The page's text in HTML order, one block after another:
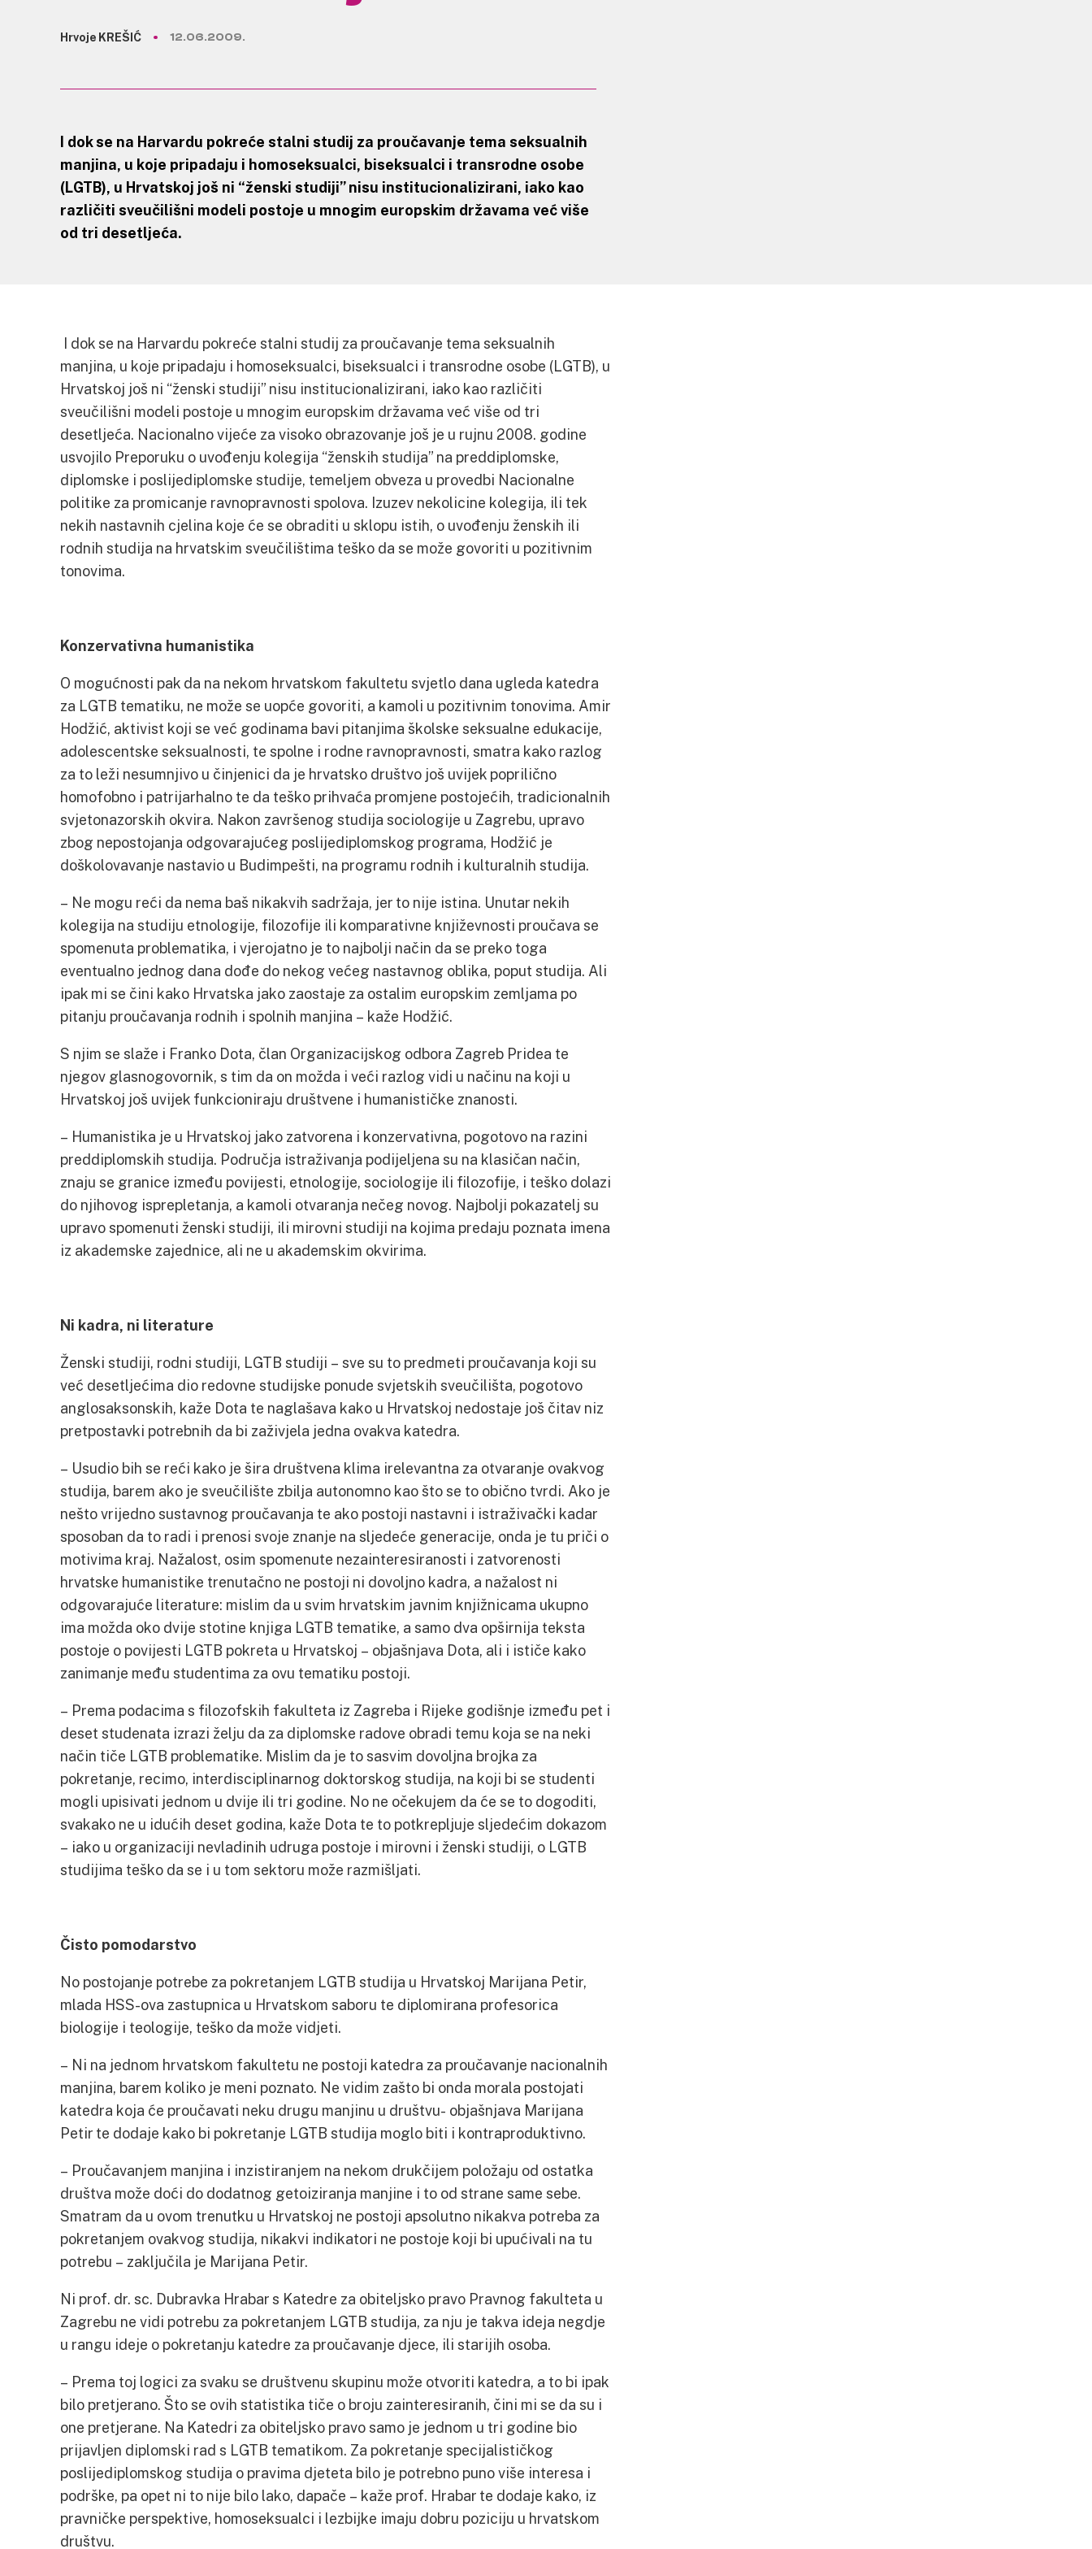
Hrvoje KREŠIĆ 12.06.2009.
I dok se na Harvardu pokreće stalni studij za proučavanje tema seksualnih
manjina, u koje pripadaju i homoseksualci, biseksualci i transrodne osobe
(LGTB), u Hrvatskoj još ni “ženski studiji” nisu institucionalizirani, iako kao
različiti sveučilišni modeli postoje u mnogim europskim državama već više
od tri desetljeća.
I dok se na Harvardu pokreće stalni studij za proučavanje tema seksualnih
manjina, u koje pripadaju i homoseksualci, biseksualci i transrodne osobe (LGTB), u
Hrvatskoj još ni “ženski studiji” nisu institucionalizirani, iako kao različiti
sveučilišni modeli postoje u mnogim europskim državama već više od tri
desetljeća. Nacionalno vijeće za visoko obrazovanje još je u rujnu 2008. godine
usvojilo Preporuku o uvođenju kolegija “ženskih studija” na preddiplomske,
diplomske i poslijediplomske studije, temeljem obveza u provedbi Nacionalne
politike za promicanje ravnopravnosti spolova. Izuzev nekolicine kolegija, ili tek
nekih nastavnih cjelina koje će se obraditi u sklopu istih, o uvođenju ženskih ili
rodnih studija na hrvatskim sveučilištima teško da se može govoriti u pozitivnim
tonovima.
Konzervativna humanistika
O mogućnosti pak da na nekom hrvatskom fakultetu svjetlo dana ugleda katedra
za LGTB tematiku, ne može se uopće govoriti, a kamoli u pozitivnim tonovima. Amir
Hodžić, aktivist koji se već godinama bavi pitanjima školske seksualne edukacije,
adolescentske seksualnosti, te spolne i rodne ravnopravnosti, smatra kako razlog
za to leži nesumnjivo u činjenici da je hrvatsko društvo još uvijek poprilično
homofobno i patrijarhalno te da teško prihvaća promjene postojećih, tradicionalnih
svjetonazorskih okvira. Nakon završenog studija sociologije u Zagrebu, upravo
zbog nepostojanja odgovarajućeg poslijediplomskog programa, Hodžić je
doškolovavanje nastavio u Budimpešti, na programu rodnih i kulturalnih studija.
– Ne mogu reći da nema baš nikakvih sadržaja, jer to nije istina. Unutar nekih
kolegija na studiju etnologije, filozofije ili komparativne književnosti proučava se
spomenuta problematika, i vjerojatno je to najbolji način da se preko toga
eventualno jednog dana dođe do nekog većeg nastavnog oblika, poput studija. Ali
ipak mi se čini kako Hrvatska jako zaostaje za ostalim europskim zemljama po
pitanju proučavanja rodnih i spolnih manjina – kaže Hodžić.
S njim se slaže i Franko Dota, član Organizacijskog odbora Zagreb Pridea te
njegov glasnogovornik, s tim da on možda i veći razlog vidi u načinu na koji u
Hrvatskoj još uvijek funkcioniraju društvene i humanističke znanosti.
– Humanistika je u Hrvatskoj jako zatvorena i konzervativna, pogotovo na razini
preddiplomskih studija. Područja istraživanja podijeljena su na klasičan način,
znaju se granice između povijesti, etnologije, sociologije ili filozofije, i teško dolazi
do njihovog isprepletanja, a kamoli otvaranja nečeg novog. Najbolji pokazatelj su
upravo spomenuti ženski studiji, ili mirovni studiji na kojima predaju poznata imena
iz akademske zajednice, ali ne u akademskim okvirima.
Ni kadra, ni literature
Ženski studiji, rodni studiji, LGTB studiji – sve su to predmeti proučavanja koji su
već desetljećima dio redovne studijske ponude svjetskih sveučilišta, pogotovo
anglosaksonskih, kaže Dota te naglašava kako u Hrvatskoj nedostaje još čitav niz
pretpostavki potrebnih da bi zaživjela jedna ovakva katedra.
– Usudio bih se reći kako je šira društvena klima irelevantna za otvaranje ovakvog
studija, barem ako je sveučilište zbilja autonomno kao što se to obično tvrdi. Ako je
nešto vrijedno sustavnog proučavanja te ako postoji nastavni i istraživački kadar
sposoban da to radi i prenosi svoje znanje na sljedeće generacije, onda je tu priči o
motivima kraj. Nažalost, osim spomenute nezainteresiranosti i zatvorenosti
hrvatske humanistike trenutačno ne postoji ni dovoljno kadra, a nažalost ni
odgovarajuće literature: mislim da u svim hrvatskim javnim knjižnicama ukupno
ima možda oko dvije stotine knjiga LGTB tematike, a samo dva opširnija teksta
postoje o povijesti LGTB pokreta u Hrvatskoj – objašnjava Dota, ali i ističe kako
zanimanje među studentima za ovu tematiku postoji.
– Prema podacima s filozofskih fakulteta iz Zagreba i Rijeke godišnje između pet i
deset studenata izrazi želju da za diplomske radove obradi temu koja se na neki
način tiče LGTB problematike. Mislim da je to sasvim dovoljna brojka za
pokretanje, recimo, interdisciplinarnog doktorskog studija, na koji bi se studenti
mogli upisivati jednom u dvije ili tri godine. No ne očekujem da će se to dogoditi,
svakako ne u idućih deset godina, kaže Dota te to potkrepljuje sljedećim dokazom
– iako u organizaciji nevladinih udruga postoje i mirovni i ženski studiji, o LGTB
studijima teško da se i u tom sektoru može razmišljati.
Čisto pomodarstvo
No postojanje potrebe za pokretanjem LGTB studija u Hrvatskoj Marijana Petir,
mlada HSS-ova zastupnica u Hrvatskom saboru te diplomirana profesorica
biologije i teologije, teško da može vidjeti.
– Ni na jednom hrvatskom fakultetu ne postoji katedra za proučavanje nacionalnih
manjina, barem koliko je meni poznato. Ne vidim zašto bi onda morala postojati
katedra koja će proučavati neku drugu manjinu u društvu- objašnjava Marijana
Petir te dodaje kako bi pokretanje LGTB studija moglo biti i kontraproduktivno.
– Proučavanjem manjina i inzistiranjem na nekom drukčijem položaju od ostatka
društva može doći do dodatnog getoiziranja manjine i to od strane same sebe.
Smatram da u ovom trenutku u Hrvatskoj ne postoji apsolutno nikakva potreba za
pokretanjem ovakvog studija, nikakvi indikatori ne postoje koji bi upućivali na tu
potrebu – zaključila je Marijana Petir.
Ni prof. dr. sc. Dubravka Hrabar s Katedre za obiteljsko pravo Pravnog fakulteta u
Zagrebu ne vidi potrebu za pokretanjem LGTB studija, za nju je takva ideja negdje
u rangu ideje o pokretanju katedre za proučavanje djece, ili starijih osoba.
– Prema toj logici za svaku se društvenu skupinu može otvoriti katedra, a to bi ipak
bilo pretjerano. Što se ovih statistika tiče o broju zainteresiranih, čini mi se da su i
one pretjerane. Na Katedri za obiteljsko pravo samo je jednom u tri godine bio
prijavljen diplomski rad s LGTB tematikom. Za pokretanje specijalističkog
poslijediplomskog studija o pravima djeteta bilo je potrebno puno više interesa i
podrške, pa opet ni to nije bilo lako, dapače – kaže prof. Hrabar te dodaje kako, iz
pravničke perspektive, homoseksualci i lezbijke imaju dobru poziciju u hrvatskom
društvu.